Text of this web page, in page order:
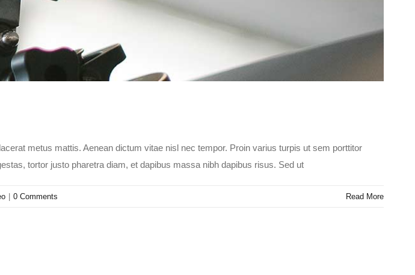
metus mattis. Aenean dictum vitae nisl nec tempor. Proin varius turpis ut sem porttitor
tortor justo pharetra diam, et dapibus massa nibh dapibus risus. Sed ut
0 Comments Read More